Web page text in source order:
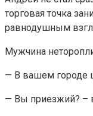
торговая точка
равнодушным
Мужчина
— В вашем городе
— Вы приезжий? –